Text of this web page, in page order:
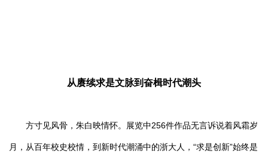
从赓续求是文脉到奋楫时代潮头
方寸见风骨，朱白映情怀。展览中256件作品无言诉说着风霜岁
月，从百年校史校情，到新时代潮涌中的浙大人，“求是创新”始终是